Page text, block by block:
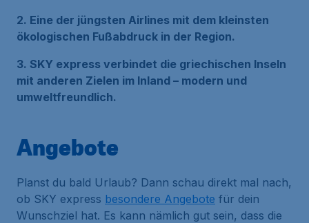
2. Eine der jüngsten Airlines mit dem kleinsten
ökologischen Fußabdruck in der Region.
3. SKY express verbindet die griechischen Inseln
mit anderen Zielen im Inland – modern und
umweltfreundlich.
Angebote
Planst du bald Urlaub? Dann schau direkt mal nach,
ob SKY express besondere Angebote für dein
Wunschziel hat. Es kann nämlich gut sein, dass die